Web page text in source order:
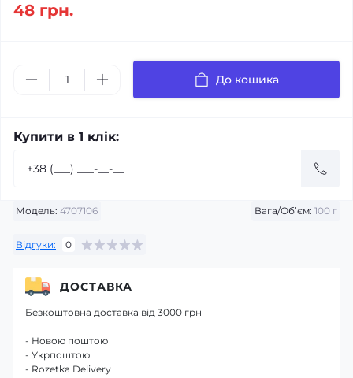
Модель: 4707106 Вага/Об’єм: 100 г
Відгуки: 0
48 грн.
До кошика
Купити в 1 клік:
ДОСТАВКА
Безкоштовна доставка від 3000 грн
- Новою поштою
- Укрпоштою
- Rozetka Delivery